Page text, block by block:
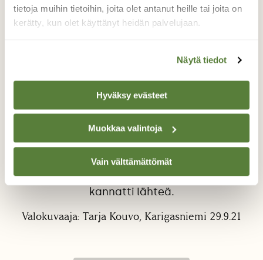
tietoja muihin tietoihin, joita olet antanut heille tai joita on
kerätty, kun olet käyttänyt heidän palvelujaan.
Näytä tiedot
Hyväksy evästeet
Muokkaa valintoja
Vain välttämättömät
Kuun säteet
Revontulia olin kyttäämässä, mutta
päähuomion minulta vei Kuun katseleminen,
kuinka se välistä sumeni pilvipeitteen taakse,
sitten kohta kirkastui. Lopulta revontuletkin
ilmestyivät taivaalle ja tuli tunne, että
kannatti lähteä.
Valokuvaaja: Tarja Kouvo, Karigasniemi 29.9.21